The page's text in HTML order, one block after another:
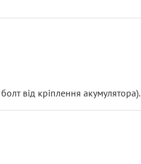
від кріплення акумулятора).